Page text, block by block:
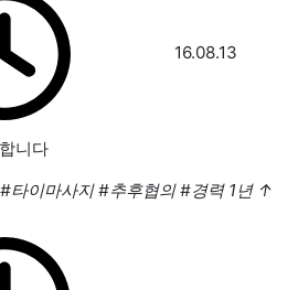
16.08.13
니다
#타이마사지 #추후협의 #경력 1년 ↑